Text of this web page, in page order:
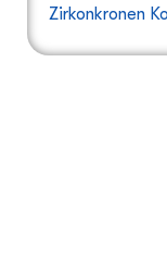
Zirkonkronen